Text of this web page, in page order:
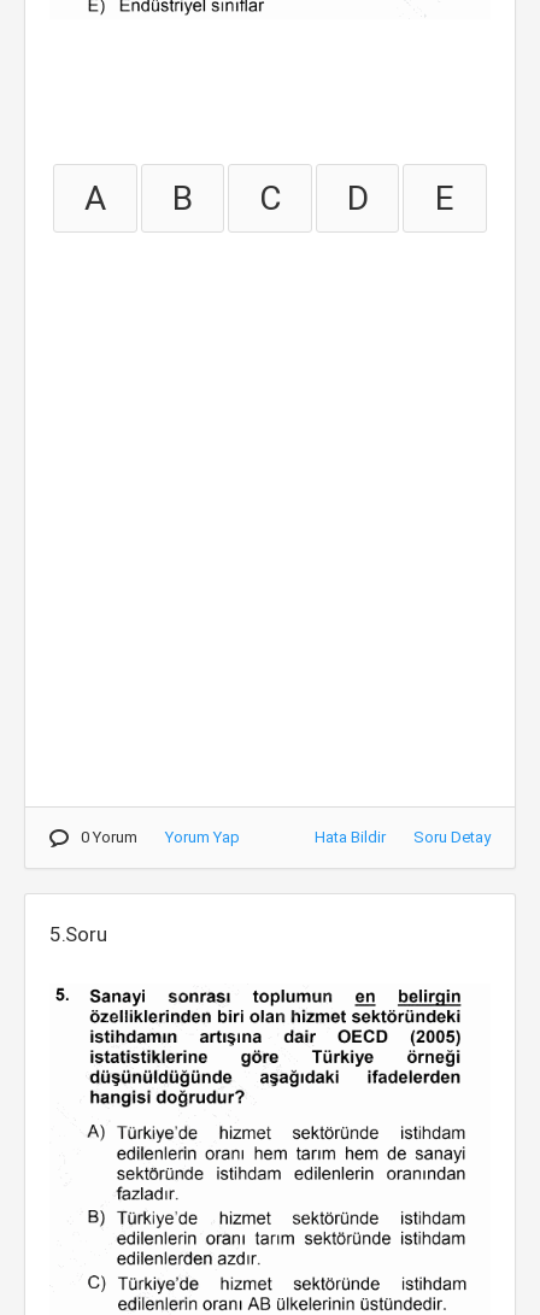
A B C D E
0 Yorum Yorum Yap Hata Bildir Soru Detay
5.Soru